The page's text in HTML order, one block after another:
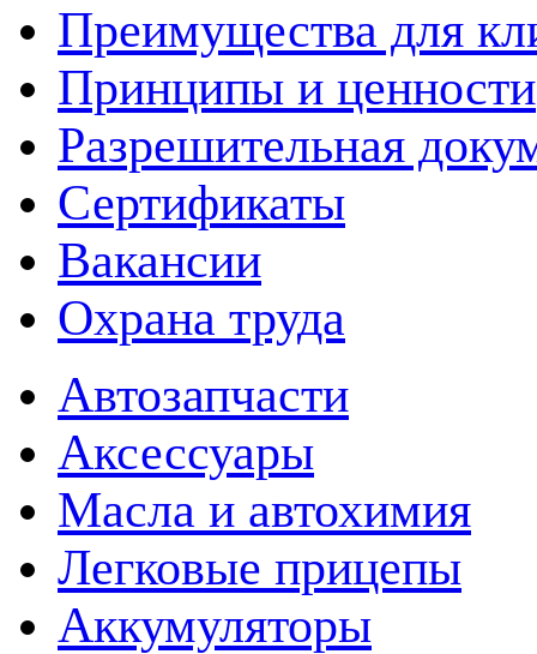
Преимущества для
Принципы и ценности
Разрешительная
Сертификаты
Вакансии
Охрана труда
Автозапчасти
Аксессуары
Масла и автохимия
Легковые прицепы
Аккумуляторы